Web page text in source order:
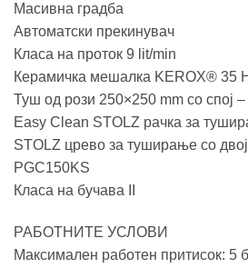
Масивна градба
Автоматски прекинувач
Класа на проток 9 lit/min
Керамичка мешалка KEROX® 35
Туш од рози 250×250 mm со спој
Easy Clean STOLZ рачка за
STOLZ црево за туширање со
PGC150KS
Класа на бучава II
РАБОТНИТЕ УСЛОВИ
Максимален работен притисок: 5